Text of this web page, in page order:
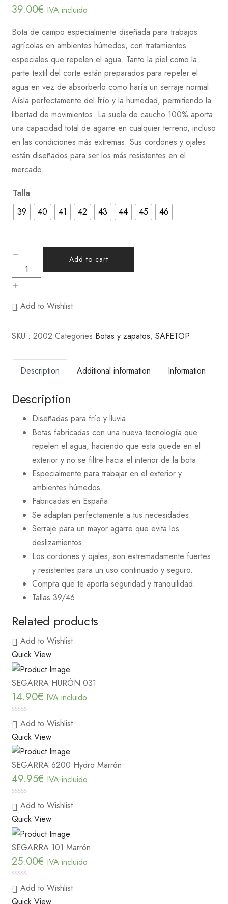
39.00€ IVA incluido
Bota de campo especialmente diseñada para trabajos
agrícolas en ambientes húmedos, con tratamientos
especiales que repelen el agua. Tanto la piel como la
parte textil del corte están preparados para repeler el
agua en vez de absorberlo como haría un serraje normal.
Aísla perfectamente del frío y la humedad, permitiendo la
libertad de movimientos. La suela de caucho 100% aporta
una capacidad total de agarre en cualquier terreno, incluso
en las condiciones más extremas. Sus cordones y ojales
están diseñados para ser los más resistentes en el
mercado.
Talla
39
40 41 42 43 44 45 46
Add to cart
Add to Wishlist
SKU : 2002 Categories:Botas y zapatos, SAFETOP
Description Additional information Information
Description
Diseñadas para frío y lluvia.
Botas fabricadas con una nueva tecnología que
repelen el agua, haciendo que esta quede en el
exterior y no se filtre hacia el interior de la bota.
Especialmente para trabajar en el exterior y
ambientes húmedos.
Fabricadas en España.
Se adaptan perfectamente a tus necesidades.
Serraje para un mayor agarre que evita los
deslizamientos.
Los cordones y ojales, son extremadamente fuertes
y resistentes para un uso continuado y seguro.
Compra que te aporta seguridad y tranquilidad.
Tallas 39/46
Related products
Add to Wishlist
Quick View
SEGARRA HURÓN 031
14.90€ IVA incluido
0
out
of
5
Add to Wishlist
Quick View
SEGARRA 6200 Hydro Marrón
49.95€ IVA incluido
0
out
of
5
Add to Wishlist
Quick View
SEGARRA 101 Marrón
25.00€ IVA incluido
0
out
of
Add to Wishlist